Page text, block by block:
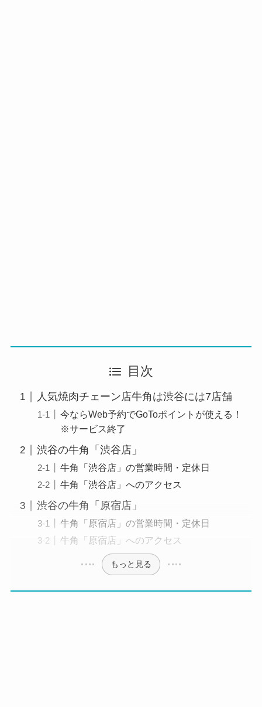
目次
人気焼肉チェーン店牛角は渋谷には7店舗
今ならWeb予約でGoToポイントが使える！
※サービス終了
渋谷の牛角「渋谷店」
牛角「渋谷店」の営業時間・定休日
牛角「渋谷店」へのアクセス
渋谷の牛角「原宿店」
牛角「原宿店」の営業時間・定休日
牛角「原宿店」へのアクセス
もっと見る